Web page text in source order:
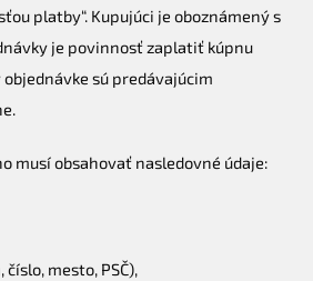
platby“. Kupujúci je oboznámený s
je povinnosť zaplatiť kúpnu
objednávke sú predávajúcim
musí obsahovať nasledovné údaje:
mesto, PSČ),